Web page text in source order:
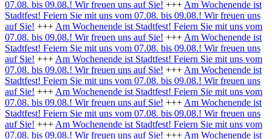
07.08. bis 09.08.! Wir freuen uns auf Sie! +++ Am Wochenende ist
Stadtfest! Feiern Sie mit uns vom 07.08. bis 09.08.! Wir freuen uns
auf Sie! +++ Am Wochenende ist Stadtfest! Feiern Sie mit uns vom
07.08. bis 09.08.! Wir freuen uns auf Sie! +++ Am Wochenende ist
Stadtfest! Feiern Sie mit uns vom 07.08. bis 09.08.! Wir freuen uns
auf Sie! +++ Am Wochenende ist Stadtfest! Feiern Sie mit uns vom
07.08. bis 09.08.! Wir freuen uns auf Sie! +++ Am Wochenende ist
Stadtfest! Feiern Sie mit uns vom 07.08. bis 09.08.! Wir freuen uns
auf Sie! +++ Am Wochenende ist Stadtfest! Feiern Sie mit uns vom
07.08. bis 09.08.! Wir freuen uns auf Sie! +++ Am Wochenende ist
Stadtfest! Feiern Sie mit uns vom 07.08. bis 09.08.! Wir freuen uns
auf Sie! +++ Am Wochenende ist Stadtfest! Feiern Sie mit uns vom
07.08. bis 09.08.! Wir freuen uns auf Sie! +++ Am Wochenende ist